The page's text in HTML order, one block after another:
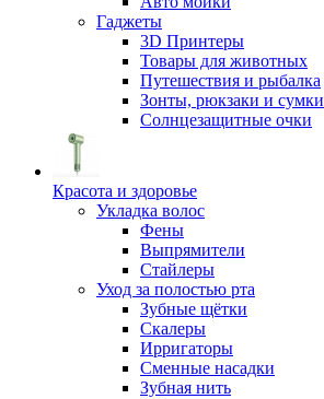
Гаджеты
3D Принтеры
Товары для животных
Путешествия и рыбалка
Зонты, рюкзаки и сумки
Солнцезащитные очки
Красота и здоровье
Укладка волос
Фены
Выпрямители
Стайлеры
Уход за полостью рта
Зубные щётки
Скалеры
Ирригаторы
Сменные насадки
Зубная нить